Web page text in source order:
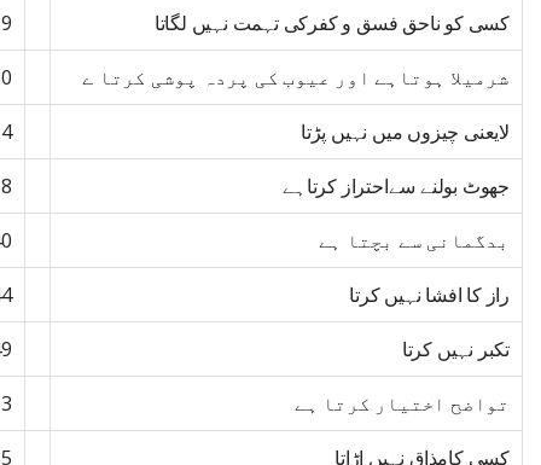
کسی کو ناحق فسق و کفرکی تہمت نہیں لگاتا
شرمیلا ہوتاہے اور عیوب کی پردہ پوشی کرتا ے
لایعنی چیزوں میں نہیں پڑتا
جھوٹ بولنے سےاحتراز کرتاہے
بدگمانی سے بچتا ہے
راز کا افشا نہیں کرتا
تکبر نہیں کرتا
تواضح اختیار کرتا ہے
کسی کامذاق نہیں اڑاتا